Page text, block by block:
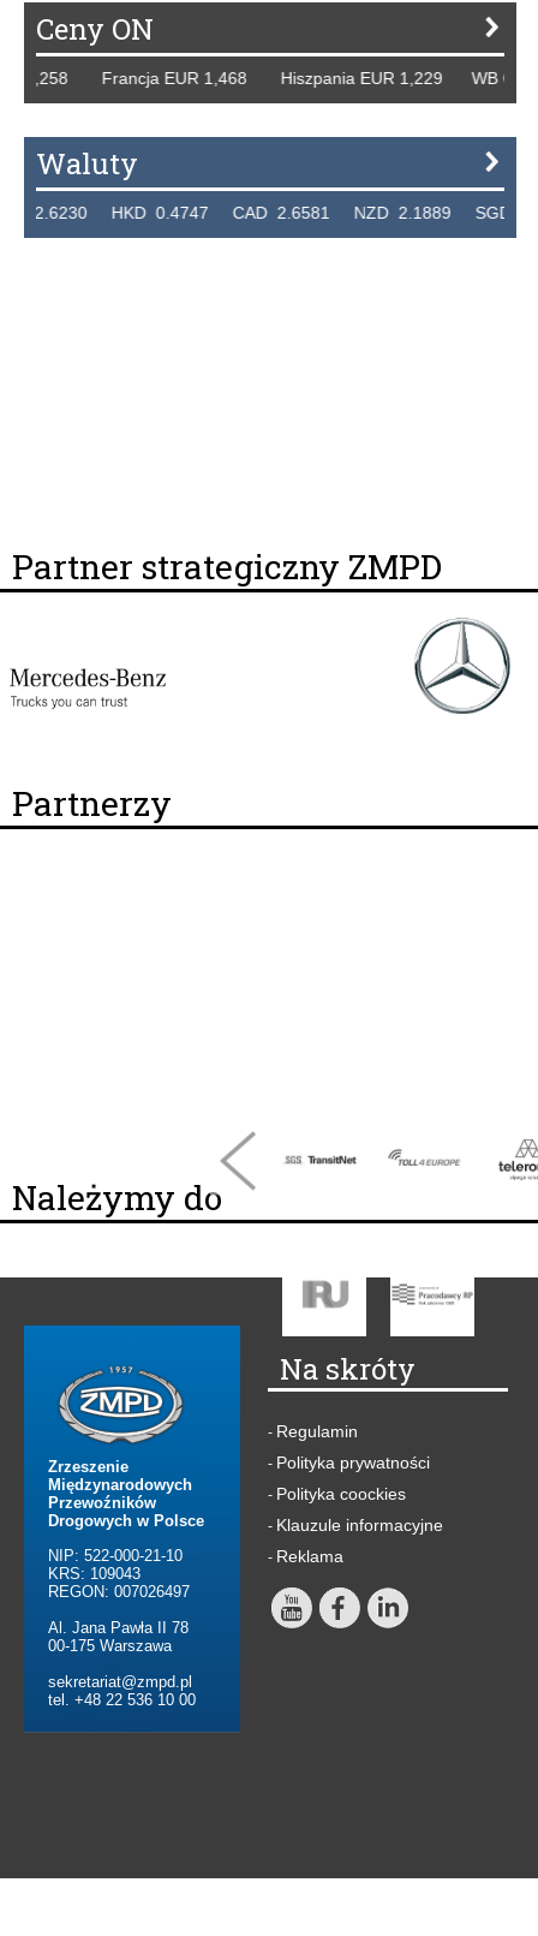
Ceny ON
Francja EUR 1,468 Hiszpania EUR 1,229 WB GBP
Waluty
HKD 0.4747 CAD 2.6581 NZD 2.1889 SGD 2.9048
Partner strategiczny ZMPD
Partnerzy
Należymy do
Zrzeszenie
Międzynarodowych
Przewoźników
Drogowych w Polsce
NIP: 522-000-21-10
KRS: 109043
REGON: 007026497
Al. Jana Pawła II 78
00-175 Warszawa
sekretariat@zmpd.pl
tel. +48 22 536 10 00
Na skróty
- Regulamin
- Polityka prywatności
- Polityka coockies
- Klauzule informacyjne
- Reklama